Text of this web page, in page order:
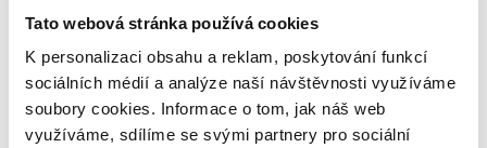
Tato webová stránka používá cookies
K personalizaci obsahu a reklam, poskytování funkcí
sociálních médií a analýze naší návštěvnosti využíváme
soubory cookies. Informace o tom, jak náš web
využíváme, sdílíme se svými partnery pro sociální
aktivity
Do košíku